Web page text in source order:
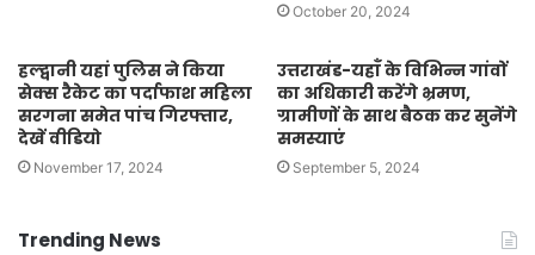
October 20, 2024
हल्द्वानी यहां पुलिस ने किया
सेक्स रैकेट का पर्दाफाश महिला
सरगना समेत पांच गिरफ्तार,
देखें वीडियो
November 17, 2024
उत्तराखंड-यहाँ के विभिन्न गांवों
का अधिकारी करेंगे भ्रमण,
ग्रामीणों के साथ बैठक कर सुनेंगे
समस्याएं
September 5, 2024
Trending News